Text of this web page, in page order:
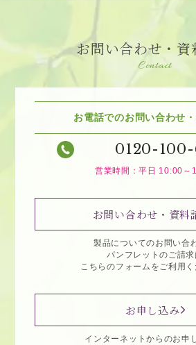
お問い合わせ・資
Contact
お電話でのお問い合わせ
0120-100-
営業時間：平日 10:00～
お問い合わせ・資料
製品についてのお問い合
パンフレットのご請求
こちらのフォームをご利用く
お申し込み
インターネットからのお申